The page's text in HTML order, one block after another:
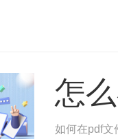
怎
如何在pdf文